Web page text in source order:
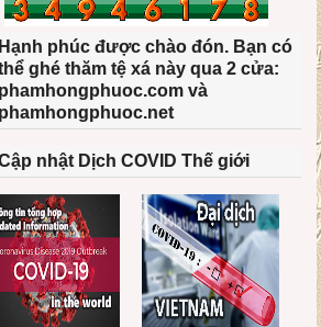
phúc được chào đón. Bạn có
ghé thăm tệ xá này qua 2 cửa:
và
nhật Dịch COVID Thế giới